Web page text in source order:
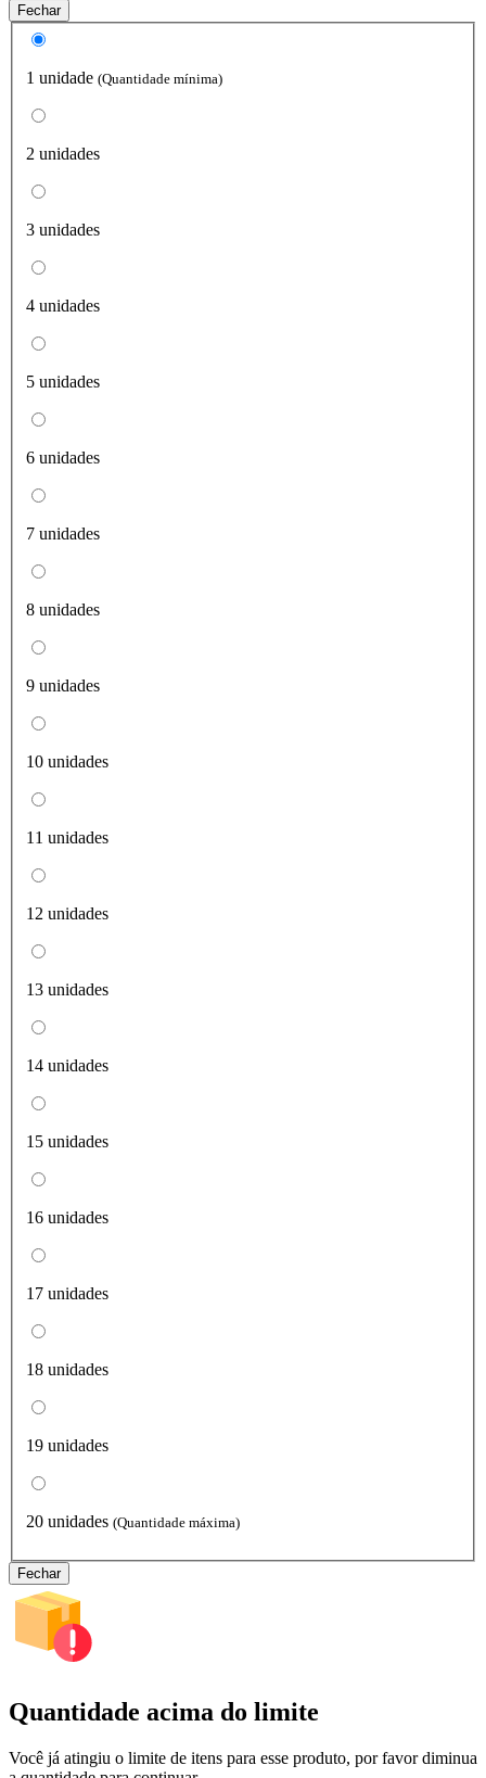
Fechar
1 unidade (Quantidade mínima)
2 unidades
3 unidades
4 unidades
5 unidades
6 unidades
7 unidades
8 unidades
9 unidades
10 unidades
11 unidades
12 unidades
13 unidades
14 unidades
15 unidades
16 unidades
17 unidades
18 unidades
19 unidades
20 unidades (Quantidade máxima)
Fechar
Quantidade acima do limite
Você já atingiu o limite de itens para esse produto, por favor diminua